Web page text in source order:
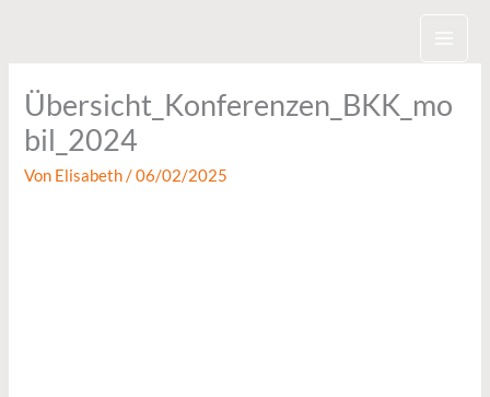
Übersicht_Konferenzen_BKK_mo
bil_2024
Von Elisabeth/06/02/2025